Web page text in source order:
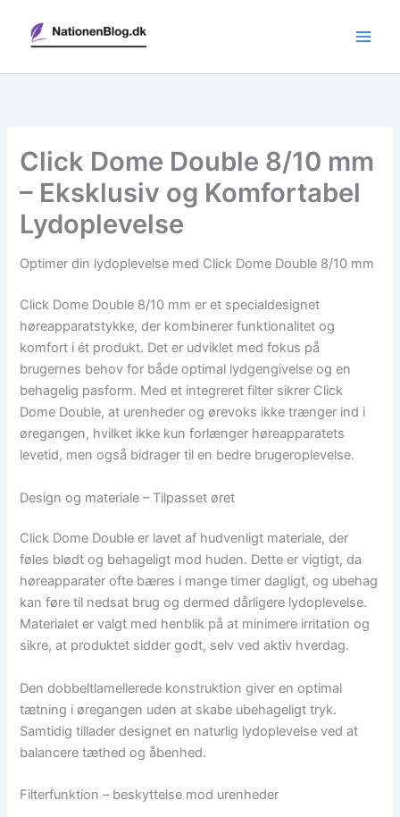
indholdet
Click Dome Double 8/10 mm
– Eksklusiv og Komfortabel
Lydoplevelse
Optimer din lydoplevelse med Click Dome Double 8/10 mm
Click Dome Double 8/10 mm er et specialdesignet
høreapparatstykke, der kombinerer funktionalitet og
komfort i ét produkt. Det er udviklet med fokus på
brugernes behov for både optimal lydgengivelse og en
behagelig pasform. Med et integreret filter sikrer Click
Dome Double, at urenheder og ørevoks ikke trænger ind i
øregangen, hvilket ikke kun forlænger høreapparatets
levetid, men også bidrager til en bedre brugeroplevelse.
Design og materiale – Tilpasset øret
Click Dome Double er lavet af hudvenligt materiale, der
føles blødt og behageligt mod huden. Dette er vigtigt, da
høreapparater ofte bæres i mange timer dagligt, og ubehag
kan føre til nedsat brug og dermed dårligere lydoplevelse.
Materialet er valgt med henblik på at minimere irritation og
sikre, at produktet sidder godt, selv ved aktiv hverdag.
Den dobbeltlamellerede konstruktion giver en optimal
tætning i øregangen uden at skabe ubehageligt tryk.
Samtidig tillader designet en naturlig lydoplevelse ved at
balancere tæthed og åbenhed.
Filterfunktion – beskyttelse mod urenheder